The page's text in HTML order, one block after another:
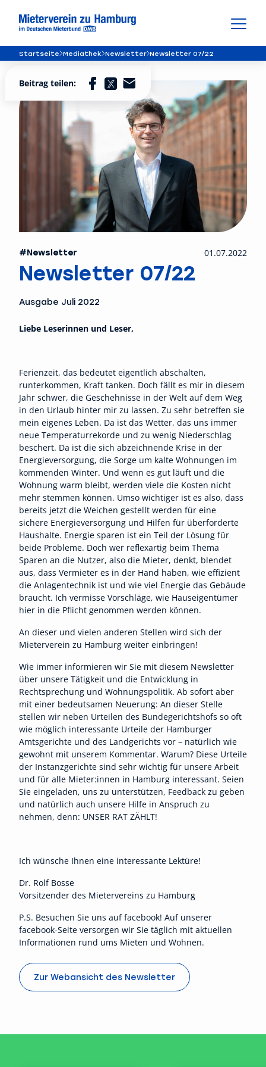
Startseite Mediathek Newsletter Newsletter 07/22
Beitrag teilen:
#Newsletter 01.07.2022
Newsletter 07/22
Ausgabe Juli 2022
Liebe Leserinnen und Leser,
Ferienzeit, das bedeutet eigentlich abschalten,
runterkommen, Kraft tanken. Doch fällt es mir in diesem
Jahr schwer, die Geschehnisse in der Welt auf dem Weg
in den Urlaub hinter mir zu lassen. Zu sehr betreffen sie
mein eigenes Leben. Da ist das Wetter, das uns immer
neue Temperaturrekorde und zu wenig Niederschlag
beschert. Da ist die sich abzeichnende Krise in der
Energieversorgung, die Sorge um kalte Wohnungen im
kommenden Winter. Und wenn es gut läuft und die
Wohnung warm bleibt, werden viele die Kosten nicht
mehr stemmen können. Umso wichtiger ist es also, dass
bereits jetzt die Weichen gestellt werden für eine
sichere Energieversorgung und Hilfen für überforderte
Haushalte. Energie sparen ist ein Teil der Lösung für
beide Probleme. Doch wer reflexartig beim Thema
Sparen an die Nutzer, also die Mieter, denkt, blendet
aus, dass Vermieter es in der Hand haben, wie effizient
die Anlagentechnik ist und wie viel Energie das Gebäude
braucht. Ich vermisse Vorschläge, wie Hauseigentümer
hier in die Pflicht genommen werden können.
An dieser und vielen anderen Stellen wird sich der
Mieterverein zu Hamburg weiter einbringen!
Wie immer informieren wir Sie mit diesem Newsletter
über unsere Tätigkeit und die Entwicklung in
Rechtsprechung und Wohnungspolitik. Ab sofort aber
mit einer bedeutsamen Neuerung: An dieser Stelle
stellen wir neben Urteilen des Bundegerichtshofs so oft
wie möglich interessante Urteile der Hamburger
Amtsgerichte und des Landgerichts vor – natürlich wie
gewohnt mit unserem Kommentar. Warum? Diese Urteile
der Instanzgerichte sind sehr wichtig für unsere Arbeit
und für alle Mieter:innen in Hamburg interessant. Seien
Sie eingeladen, uns zu unterstützen, Feedback zu geben
und natürlich auch unsere Hilfe in Anspruch zu
nehmen, denn: UNSER RAT ZÄHLT!
Ich wünsche Ihnen eine interessante Lektüre!
Dr. Rolf Bosse
Vorsitzender des Mietervereins zu Hamburg
P.S. Besuchen Sie uns auffacebook! Auf unserer
facebook-Seite versorgen wir Sie täglich mit aktuellen
Informationen rund ums Mieten und Wohnen.
Zur Webansicht des Newsletter